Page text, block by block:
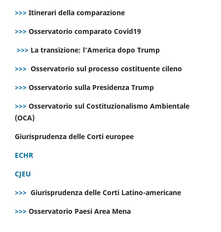
>>> Itinerari della comparazione
>>> Osservatorio comparato Covid19
>>> La transizione: l’America dopo Trump
>>> Osservatorio sul processo costituente cileno
>>> Osservatorio sulla Presidenza Trump
>>> Osservatorio sul Costituzionalismo Ambientale
(OCA)
Giurisprudenza delle Corti europee
ECHR
CJEU
>>> Giurisprudenza delle Corti Latino-americane
>>> Osservatorio Paesi Area Mena